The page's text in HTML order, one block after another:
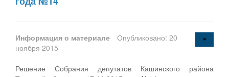
Информация о материале
Опубликовано: 20
ноября 2015
Решение Собрания депутатов Кашинского района